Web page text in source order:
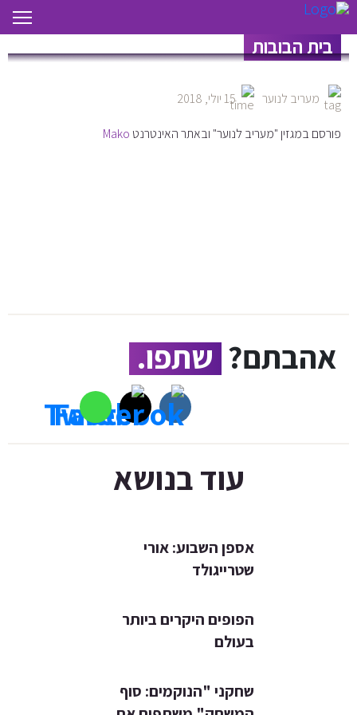
בית הבובות
מעריב לנוער 15 יולי, 2018
פורסם במגזין "מעריב לנוער" ובאתר האינטרנט Mako
אהבתם? שתפו.
עוד בנושא
אספן השבוע: אורי
שטרייגולד
הפופים היקרים ביותר
בעולם
שחקני "הנוקמים: סוף